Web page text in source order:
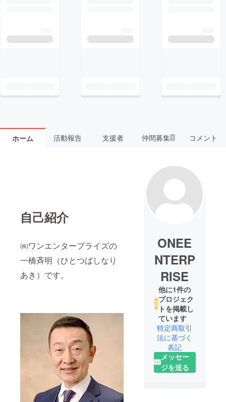
ホーム 活動報告 支援者 仲間募集 1 コメント
自己紹介
㈱ワンエンタープライズの
一橋斉明（ひとつばしなり
あき）です。
ONEE
NTERP
RISE
他に1件の
プロジェク
トを掲載し
ています
特定商取引
法に基づく
表記
メッセー
ジを送る